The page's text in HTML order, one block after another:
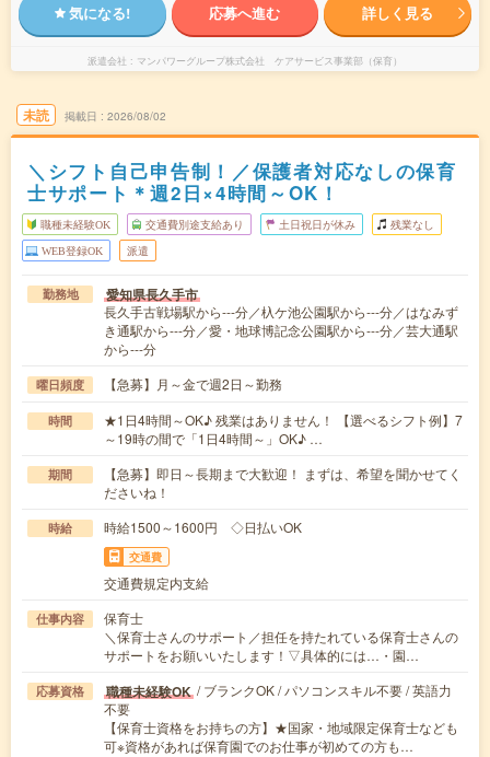
気になる! 応募へ進む 詳しく見る
派遣会社 マンパワーグループ株式会社 ケアサービス事業部（保育）
未読 掲載日 2026/08/02
＼シフト自己申告制！／保護者対応なしの保育
士サポート＊週2日×4時間～OK！
職種未経験OK 交通費別途支給あり 土日祝日が休み 残業なし
WEB登録OK 派遣
勤務地 愛知県長久手市
長久手古戦場駅から---分／杁ケ池公園駅から---分／はなみず
き通駅から---分／愛・地球博記念公園駅から---分／芸大通駅
から---分
曜日頻度 【急募】月～金で週2日～勤務
時間
★1日4時間～OK♪ 残業はありません！ 【選べるシフト例】7
～19時の間で「1日4時間～」OK♪ …
期間
【急募】即日～長期まで大歓迎！ まずは、希望を聞かせてく
ださいね！
時給 時給1500～1600円 ◇日払いOK
交通費
交通費規定内支給
仕事内容
保育士
＼保育士さんのサポート／担任を持たれている保育士さんの
サポートをお願いいたします！▽具体的には…・園…
応募資格 職種未経験OK / ブランクOK / パソコンスキル不要 / 英語力
不要
【保育士資格をお持ちの方】★国家・地域限定保育士なども
可※資格があれば保育園でのお仕事が初めての方も…